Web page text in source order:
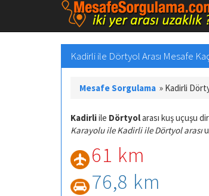
Kadirli ile Dörtyol Arası Mesafe
Mesafe Sorgulama » Kadirli
Kadirliile Dörtyolarası kuş uçuşu
Karayolu ile Kadirli ile Dörtyol arası
61 km
76,8 km